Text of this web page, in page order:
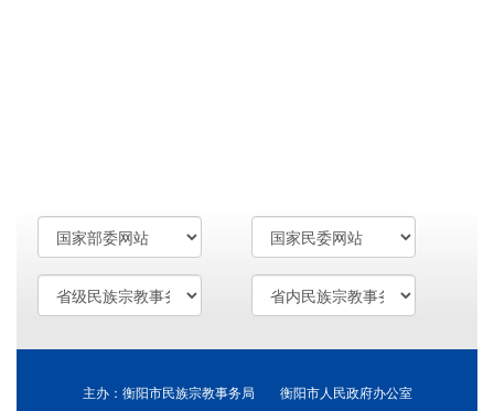
主办：衡阳市民族宗教事务局 衡阳市人民政府办公室